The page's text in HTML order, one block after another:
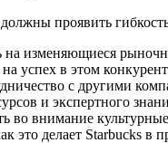
проявить
на изменяющиеся
успех в этом
с другими
и экспертного
во внимание
делает Starbucks в